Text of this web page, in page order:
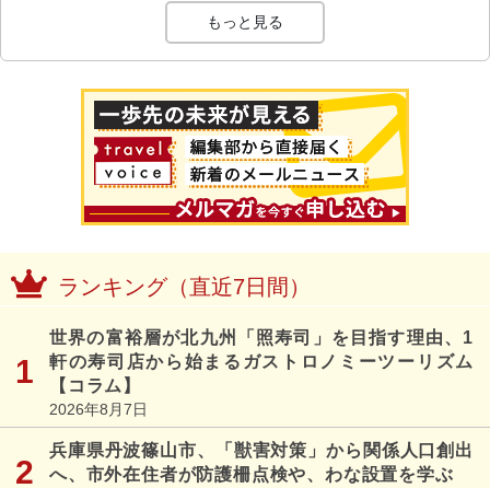
もっと見る
ランキング（直近7日間）
世界の富裕層が北九州「照寿司」を目指す理由、1
軒の寿司店から始まるガストロノミーツーリズム
【コラム】
2026年8月7日
兵庫県丹波篠山市、「獣害対策」から関係人口創出
へ、市外在住者が防護柵点検や、わな設置を学ぶ